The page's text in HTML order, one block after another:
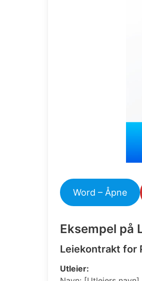
Word – Åpne
Eksempel på
Leiekontrakt for
Utleier: